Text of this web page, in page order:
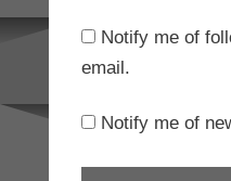
Notify me of
email.
Notify me of